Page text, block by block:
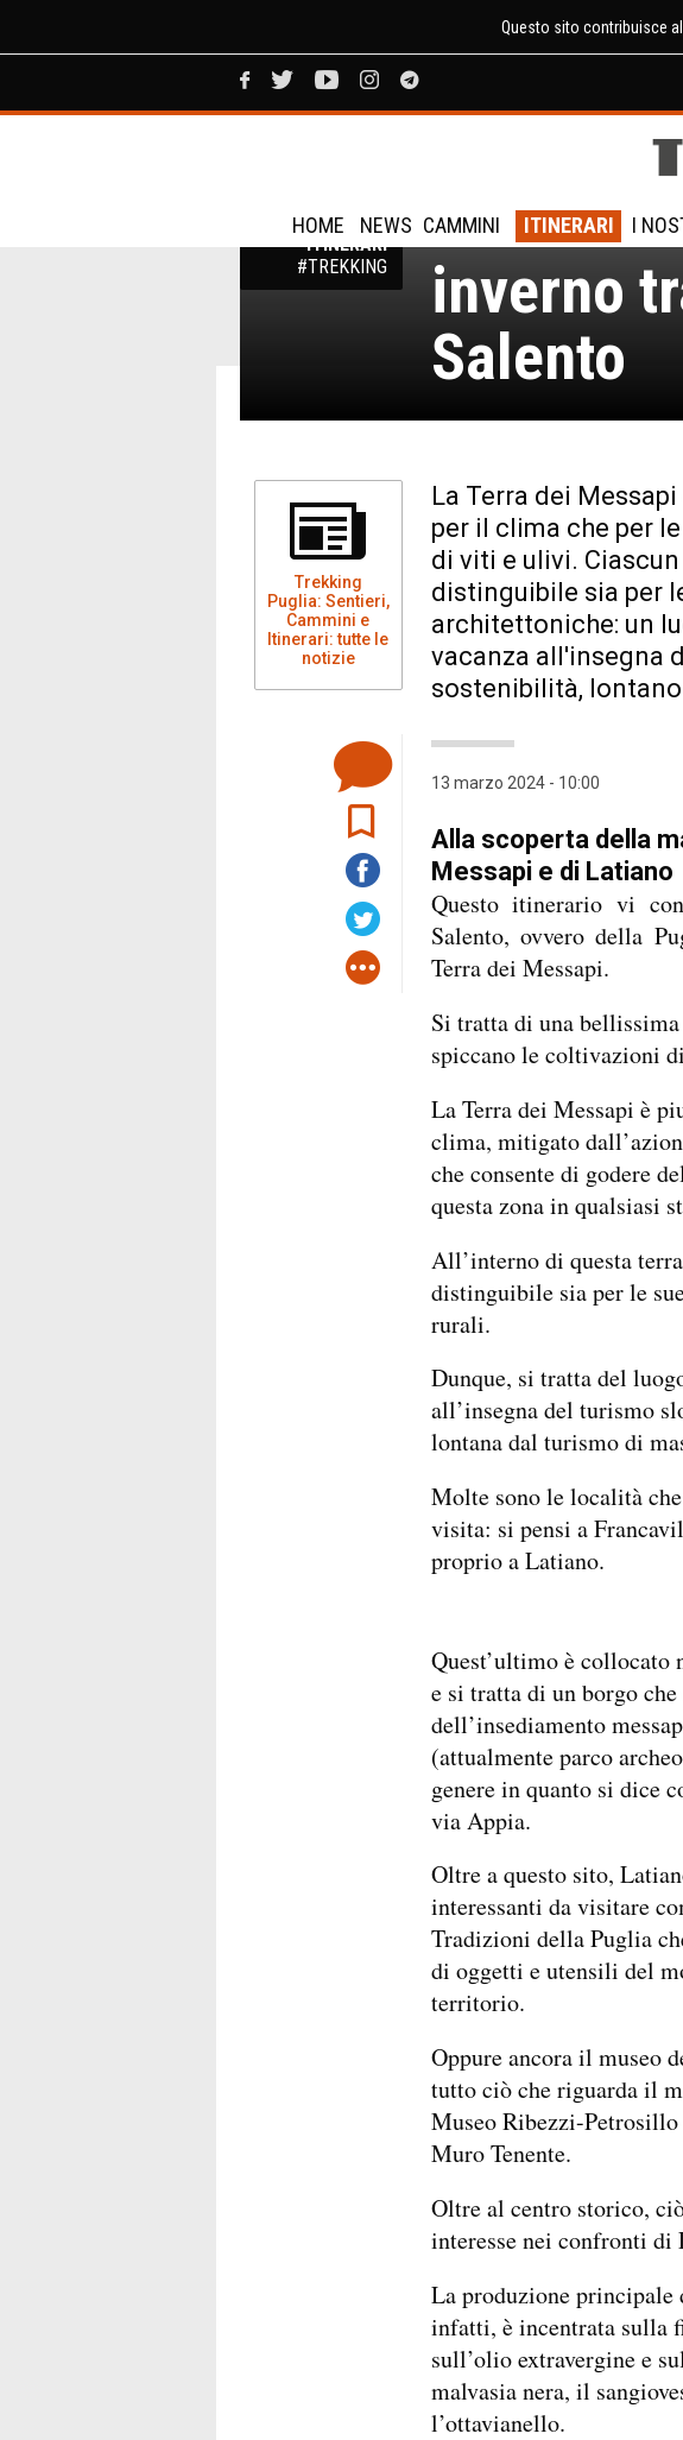
Questo sito contribuisce
HOME NEWS CAMMINI ITINERARI I
CAMMINI E
ITINERARI
#TREKKING
Puglia,
inverno
Salento
Trekking
Puglia: Sentieri,
Cammini e
Itinerari: tutte le
notizie
La Terra dei
per il clima che per
di viti e ulivi.
distinguibile sia per
architettoniche: un
vacanza all'insegna
sostenibilità,
13 marzo 2024 - 10:00
Alla scoperta della
Messapi e di Latiano
Questo itinerario vi
Salento, ovvero della
Terra dei Messapi.
Si tratta di una
spiccano le coltivazioni
La Terra dei Messapi è
clima, mitigato
che consente di godere
questa zona in qualsiasi
All’interno di questa
distinguibile sia per le
rurali.
Dunque, si tratta del
all’insegna del turismo
lontana dal turismo di
Molte sono le località
visita: si pensi a
proprio a Latiano.
Quest’ultimo è collocato
e si tratta di un borgo che
dell’insediamento
(attualmente parco
genere in quanto si dice
via Appia.
Oltre a questo sito,
interessanti da visitare
Tradizioni della Puglia
di oggetti e utensili del
territorio.
Oppure ancora il museo
tutto ciò che riguarda il
Museo Ribezzi-
Muro Tenente.
Oltre al centro storico,
interesse nei confronti
La produzione principale
infatti, è incentrata sulla
sull’olio extravergine e
malvasia nera, il
l’ottavianello.